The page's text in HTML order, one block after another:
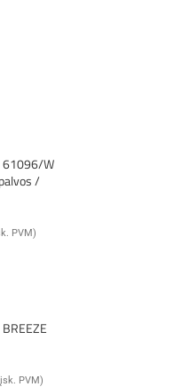
61096/W
/
PVM)
PVM)